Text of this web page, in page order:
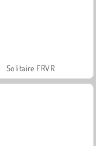
Solitaire FRVR